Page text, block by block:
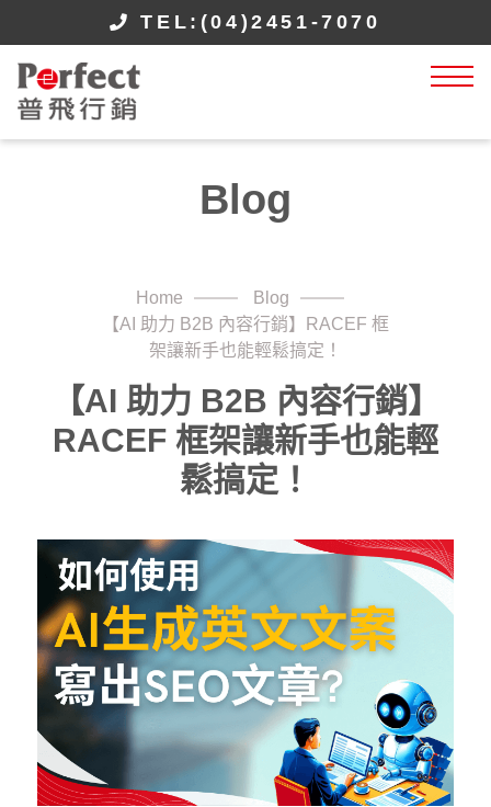
TEL:(04)2451-7070
Blog
Home
Blog
【AI 助力 B2B 內容行銷】RACEF 框
架讓新手也能輕鬆搞定！
【AI 助力 B2B 內容行銷】
RACEF 框架讓新手也能輕
鬆搞定！